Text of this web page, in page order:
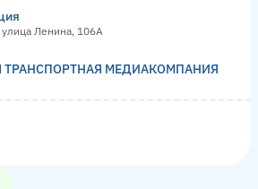
Ленина, 106А
ТРАНСПОРТНАЯ МЕДИАКОМПАНИЯ